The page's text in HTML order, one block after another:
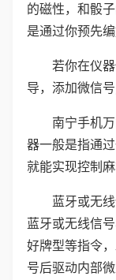
的磁性，和骰
是通过你预先编
若你在仪
导，添加微信
南宁手机
器一般是指通
就能实现控制
蓝牙或无
蓝牙或无线信
好牌型等指令
号后驱动内部